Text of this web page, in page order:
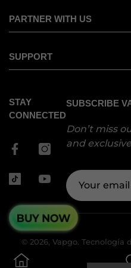
VAPGO BAR VAMX (Saudi
VAPGO BAR X
XERO CLASSIC
PARTNER WITH US
BECOME A DISTRIBUTOR
SUPPORT
CONTACT US
STAY
CONNECTED
SUBSCRIBE
Don’t miss
and
© 2026, Vapgo. Tecnología
Templates by